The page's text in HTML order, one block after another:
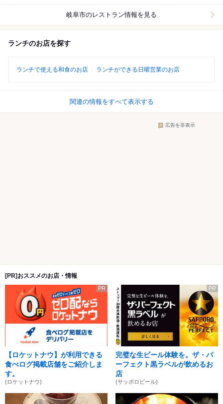
岐阜市のレストラン情報を見る
ランチのお店を探す
ランチで使える和食のお店 ランチができる日曜営業のお店
関連の情報をすべて表示する
広告を非表示
[PR]おススメのお店・情報
PR
【ロケットナウ】が利用できる
食べログ掲載店舗をご紹介しま
す。
(ロケットナウ)
PR
完璧な生ビール体験を。ザ・パ
ーフェクト黒ラベルが飲めるお
店
(サッポロビール)